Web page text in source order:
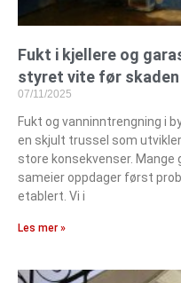
Fukt i kjellere og
styret vite før
07/11/2025
Fukt og vanninntrengning i
en skjult trussel som
store konsekvenser.
sameier oppdager først
etablert. Vi i
Les mer »